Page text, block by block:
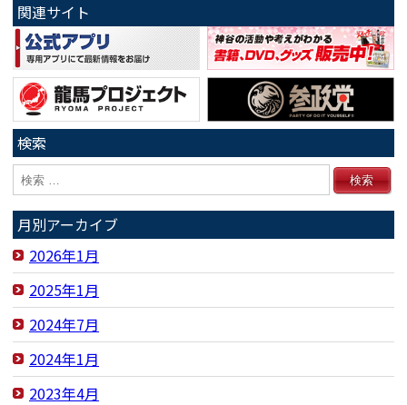
関連サイト
検索
月別アーカイブ
2026年1月
2025年1月
2024年7月
2024年1月
2023年4月